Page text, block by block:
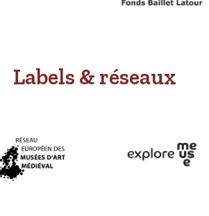
Labels & réseaux